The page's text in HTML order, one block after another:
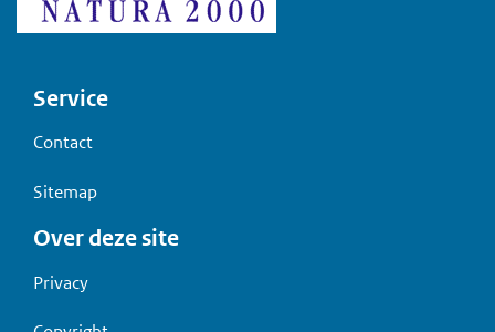
Voet
Service
Contact
Sitemap
Over deze site
Privacy